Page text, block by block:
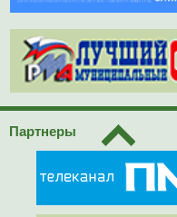
Партнеры